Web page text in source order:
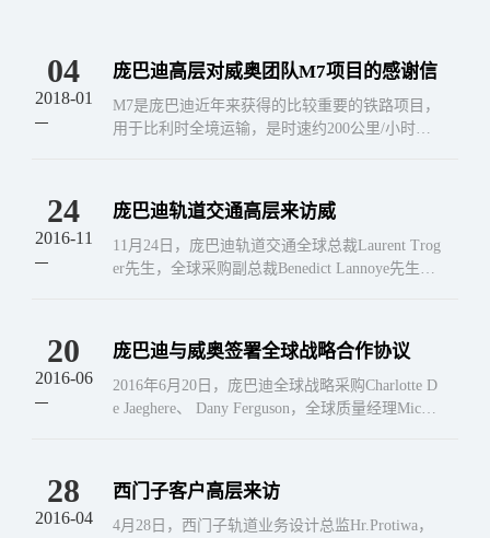
04
2018-01
庞巴迪高层对威奥团队M7项目的感谢信
M7是庞巴迪近年来获得的比较重要的铁路项目，
用于比利时全境运输，是时速约200公里/小时的
望我...
24
2016-11
庞巴迪轨道交通高层来访威
11月24日，庞巴迪轨道交通全球总裁Laurent Trog
er先生，全球采购副总裁Benedict Lannoye先生，
20
2016-06
庞巴迪与威奥签署全球战略合作协议
2016年6月20日，庞巴迪全球战略采购Charlotte D
e Jaeghere、 Dany Ferguson，全球质量经理Micha
28
2016-04
西门子客户高层来访
4月28日，西门子轨道业务设计总监Hr.Protiwa，